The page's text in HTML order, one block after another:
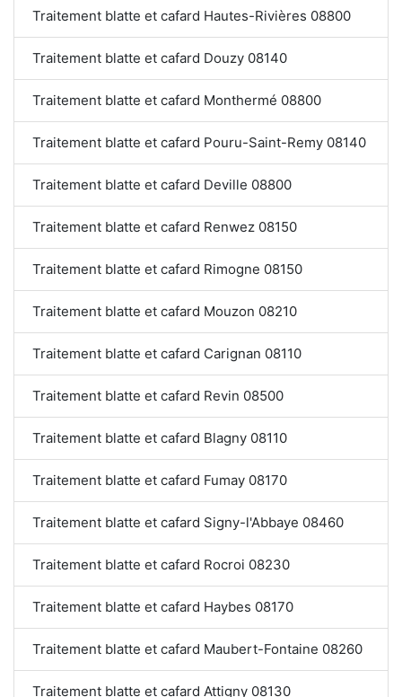
Traitement blatte et cafard Hautes-Rivières 08800
Traitement blatte et cafard Douzy 08140
Traitement blatte et cafard Monthermé 08800
Traitement blatte et cafard Pouru-Saint-Remy 08140
Traitement blatte et cafard Deville 08800
Traitement blatte et cafard Renwez 08150
Traitement blatte et cafard Rimogne 08150
Traitement blatte et cafard Mouzon 08210
Traitement blatte et cafard Carignan 08110
Traitement blatte et cafard Revin 08500
Traitement blatte et cafard Blagny 08110
Traitement blatte et cafard Fumay 08170
Traitement blatte et cafard Signy-l'Abbaye 08460
Traitement blatte et cafard Rocroi 08230
Traitement blatte et cafard Haybes 08170
Traitement blatte et cafard Maubert-Fontaine 08260
Traitement blatte et cafard Attigny 08130